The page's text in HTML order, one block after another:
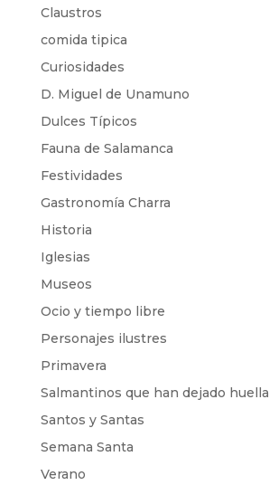
Claustros
comida tipica
Curiosidades
D. Miguel de Unamuno
Dulces Típicos
Fauna de Salamanca
Festividades
Gastronomía Charra
Historia
Iglesias
Museos
Ocio y tiempo libre
Personajes ilustres
Primavera
Salmantinos que han dejado huella
Santos y Santas
Semana Santa
Verano